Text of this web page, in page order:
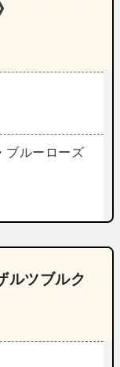
ブルーローズ
ルツブルク